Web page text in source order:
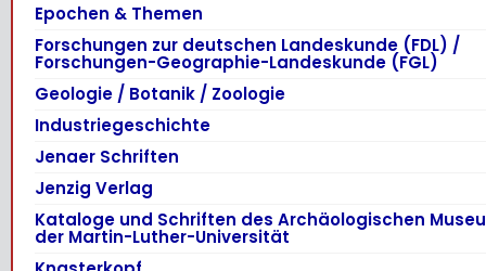
Epochen & Themen
Forschungen zur deutschen Landeskunde (FDL) /
Forschungen-Geographie-Landeskunde (FGL)
Geologie / Botanik / Zoologie
Industriegeschichte
Jenaer Schriften
Jenzig Verlag
Kataloge und Schriften des Archäologischen
der Martin-Luther-Universität